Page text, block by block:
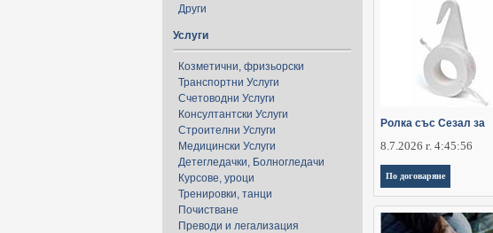
Други
Услуги
Козметични, фризьорски
Транспортни Услуги
Счетоводни Услуги
Консултантски Услуги
Строителни Услуги
Медицински Услуги
Детегледачки, Болногледачи
Курсове, уроци
Тренировки, танци
Почистване
Преводи и легализация
Ролка със Сезал за
8.7.2026 г. 4:45:56
По договаряне